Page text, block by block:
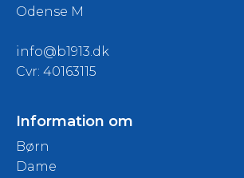
Odense M
info@b1913.dk
Cvr: 40163115
Information om
Børn
Dame